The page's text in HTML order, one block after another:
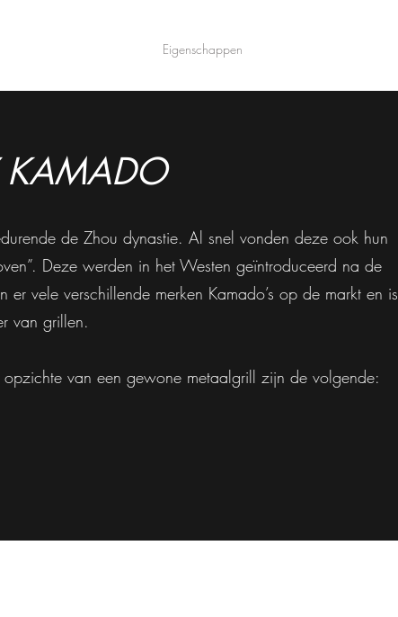
Eigenschappen
KAMADO
de Zhou dynastie. Al snel vonden deze ook hun
Deze werden in het Westen geïntroduceerd na de
vele verschillende merken Kamado’s op de markt en is
van grillen.
van een gewone metaalgrill zijn de volgende: